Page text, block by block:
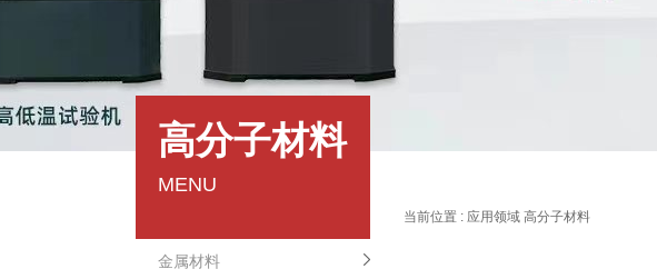
高分子材料
MENU
金属材料
当前位置 : 应用领域 高分子材料